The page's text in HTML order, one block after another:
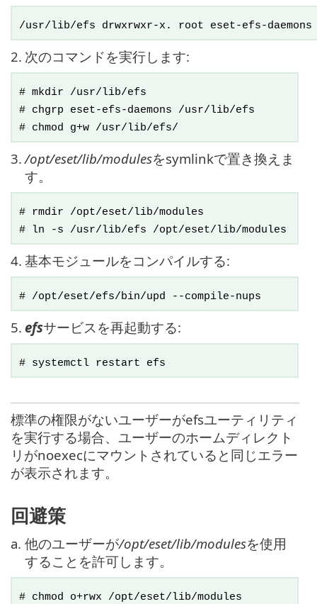
/usr/lib/efs drwxrwxr-x. root eset-efs-daemons
2. 次のコマンドを実行します:
# mkdir /usr/lib/efs
# chgrp eset-efs-daemons /usr/lib/efs
# chmod g+w /usr/lib/efs/
3. /opt/eset/lib/modulesをsymlinkで置き換えま
す。
# rmdir /opt/eset/lib/modules
# ln -s /usr/lib/efs /opt/eset/lib/modules
4. 基本モジュールをコンパイルする:
# /opt/eset/efs/bin/upd --compile-nups
5. efsサービスを再起動する:
# systemctl restart efs
標準の権限がないユーザーがefsユーティリティ
を実行する場合、ユーザーのホームディレクト
リがnoexecにマウントされていると同じエラー
が表示されます。
回避策
a. 他のユーザーが/opt/eset/lib/modulesを使用
することを許可します。
# chmod o+rwx /opt/eset/lib/modules